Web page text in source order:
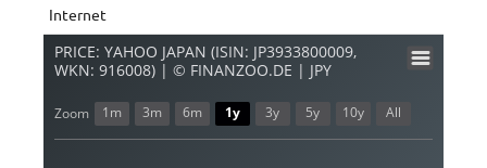
Internet
PRICE: YAHOO JAPAN (ISIN: JP3933800009,
WKN: 916008) | © FINANZOO.DE | JPY
Zoom 1m 3m 6m 1y 3y 5y 10y All